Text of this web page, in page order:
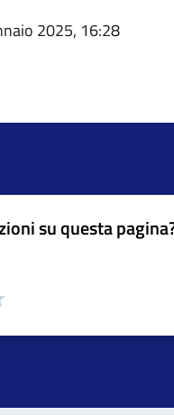
2025, 16:28
su questa